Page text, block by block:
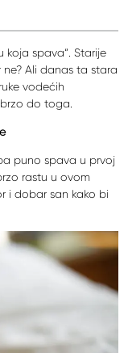
koja spava“. Starije
Ali danas ta stara
vodećih
do toga.
puno spava u prvoj
rastu u ovom
i dobar san kako bi